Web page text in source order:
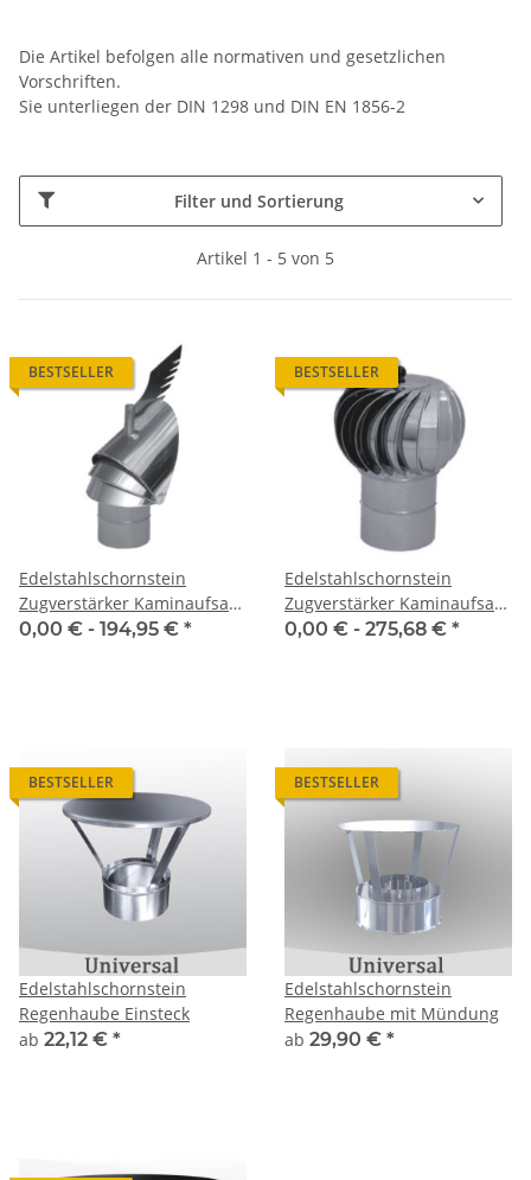
Die Artikel befolgen alle normativen und gesetzlichen
Vorschriften.
Sie unterliegen der DIN 1298 und DIN EN 1856-2
Filter und Sortierung
Artikel 1 - 5 von 5
BESTSELLER
Edelstahlschornstein
Zugverstärker Kaminaufsatz
Dragon
0,00 € - 194,95 € *
BESTSELLER
Edelstahlschornstein
Zugverstärker Kaminaufsatz
Turbovent
0,00 € - 275,68 € *
BESTSELLER
Edelstahlschornstein
Regenhaube Einsteck
ab 22,12 € *
BESTSELLER
Edelstahlschornstein
Regenhaube mit Mündung
ab 29,90 € *